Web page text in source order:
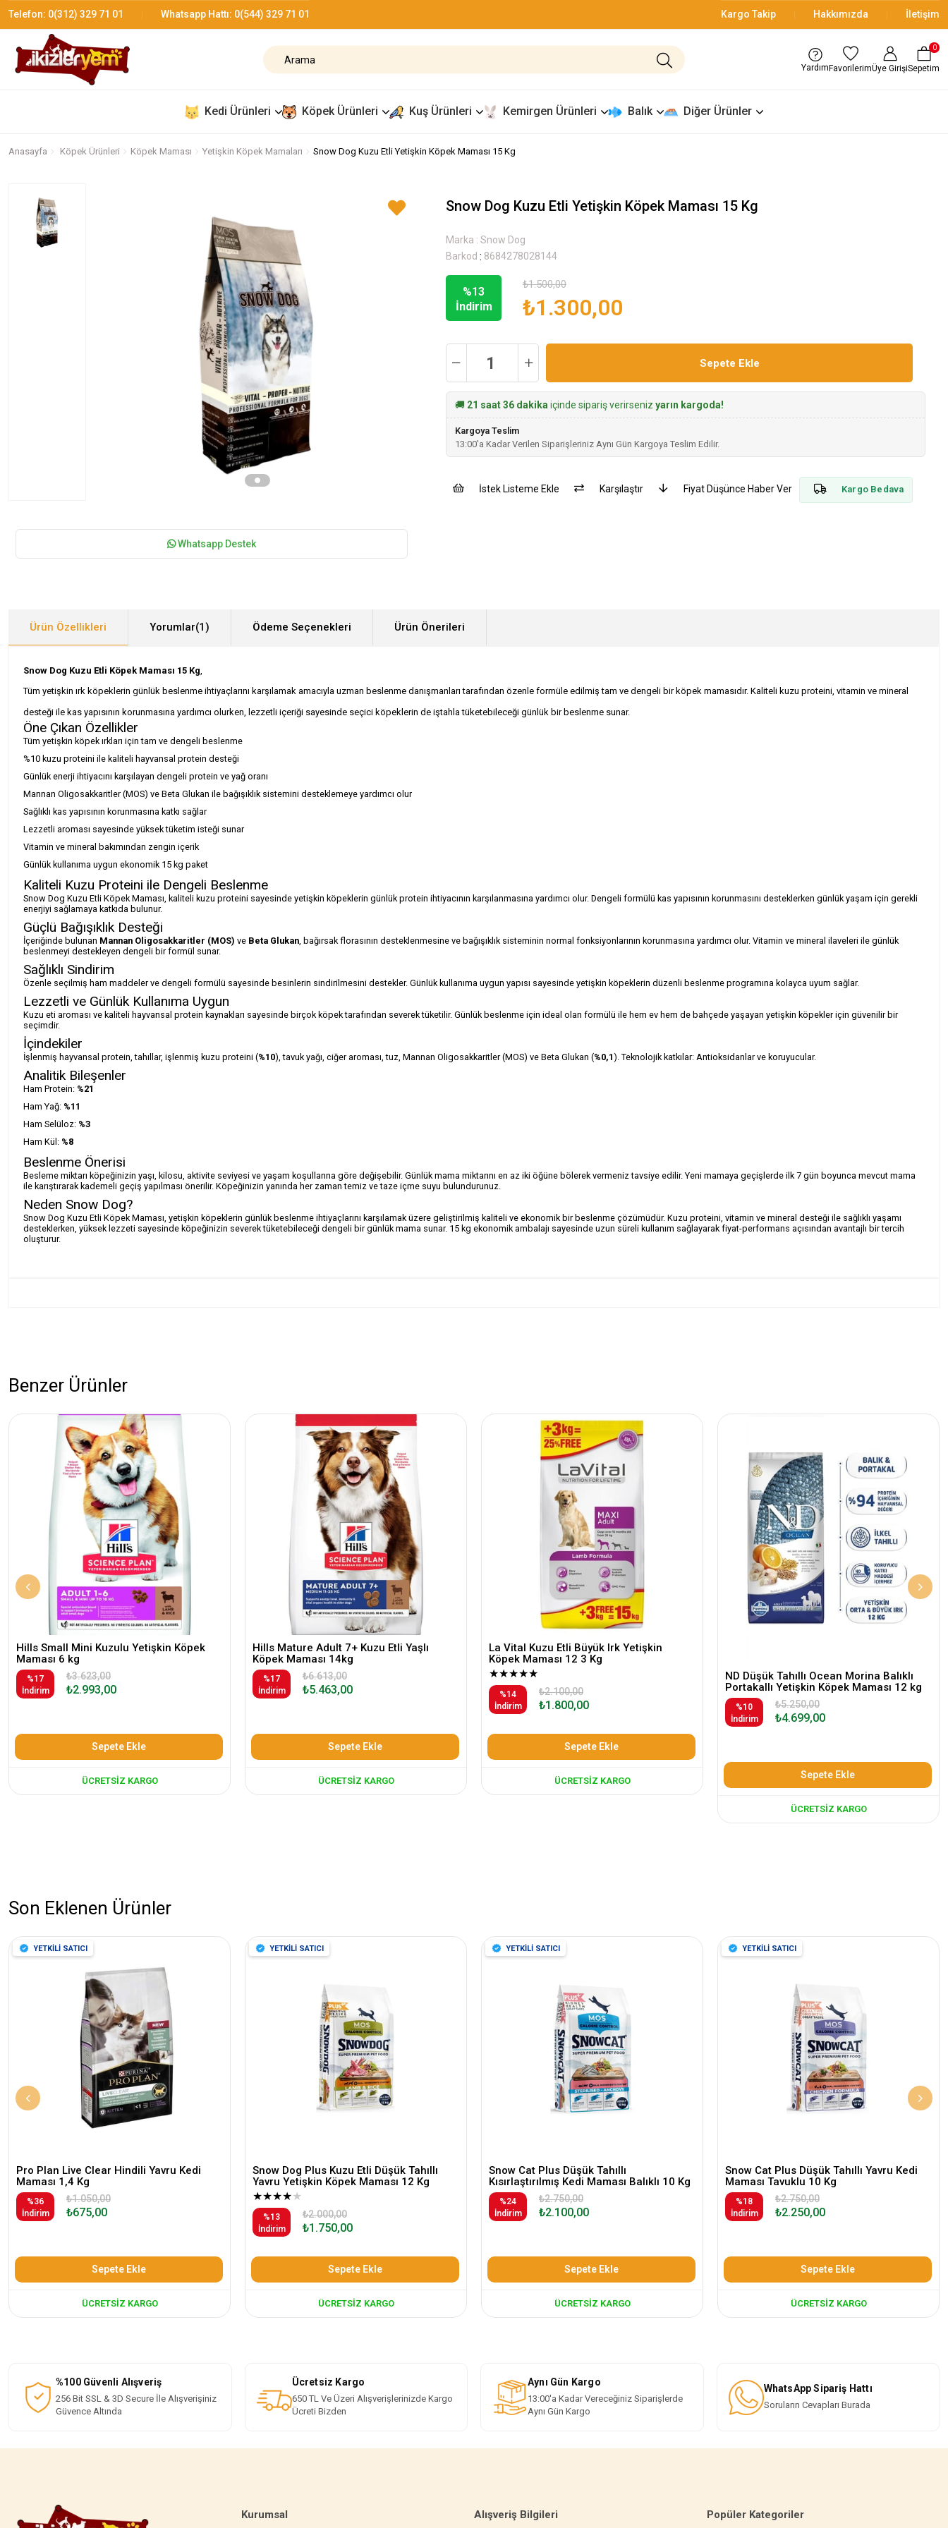
Telefon: 0(312) 329 71 01 Whatsapp Hattı: 0(544) 329 71 01 Kargo Takip Hakkımızda İletişim
Yardım FavorilerimÜye GirişiSepetim
0
Kedi Ürünleri Köpek Ürünleri Kuş Ürünleri Kemirgen Ürünleri Balık Diğer Ürünler
Anasayfa Köpek Ürünleri Köpek Maması Yetişkin Köpek Mamaları Snow Dog Kuzu Etli Yetişkin Köpek Maması 15 Kg
Whatsapp Destek
Snow Dog Kuzu Etli Yetişkin Köpek Maması 15 Kg
Marka : Snow Dog
Barkod : 8684278028144
%13
İndirim
₺1.500,00
₺1.300,00
🚚 21 saat 36 dakika içinde sipariş verirseniz yarın kargoda!
Kargoya Teslim
13:00'a Kadar Verilen Siparişleriniz Aynı Gün Kargoya Teslim Edilir.
İstek Listeme Ekle Karşılaştır Fiyat Düşünce Haber Ver Kargo Bedava
Ürün Özellikleri Yorumlar(1) Ödeme Seçenekleri Ürün Önerileri
Snow Dog Kuzu Etli Köpek Maması 15 Kg,
Tüm yetişkin ırk köpeklerin günlük beslenme ihtiyaçlarını karşılamak amacıyla uzman beslenme danışmanları tarafından özenle formüle edilmiş tam ve dengeli bir köpek mamasıdır. Kaliteli kuzu proteini, vitamin ve mineral
desteği ile kas yapısının korunmasına yardımcı olurken, lezzetli içeriği sayesinde seçici köpeklerin de iştahla tüketebileceği günlük bir beslenme sunar.
Öne Çıkan Özellikler
Tüm yetişkin köpek ırkları için tam ve dengeli beslenme
%10 kuzu proteini ile kaliteli hayvansal protein desteği
Günlük enerji ihtiyacını karşılayan dengeli protein ve yağ oranı
Mannan Oligosakkaritler (MOS) ve Beta Glukan ile bağışıklık sistemini desteklemeye yardımcı olur
Sağlıklı kas yapısının korunmasına katkı sağlar
Lezzetli aroması sayesinde yüksek tüketim isteği sunar
Vitamin ve mineral bakımından zengin içerik
Günlük kullanıma uygun ekonomik 15 kg paket
Kaliteli Kuzu Proteini ile Dengeli Beslenme
Snow Dog Kuzu Etli Köpek Maması, kaliteli kuzu proteini sayesinde yetişkin köpeklerin günlük protein ihtiyacının karşılanmasına yardımcı olur. Dengeli formülü kas yapısının korunmasını desteklerken günlük yaşam için gerekli
enerjiyi sağlamaya katkıda bulunur.
Güçlü Bağışıklık Desteği
İçeriğinde bulunan Mannan Oligosakkaritler (MOS) ve Beta Glukan, bağırsak florasının desteklenmesine ve bağışıklık sisteminin normal fonksiyonlarının korunmasına yardımcı olur. Vitamin ve mineral ilaveleri ile günlük
beslenmeyi destekleyen dengeli bir formül sunar.
Sağlıklı Sindirim
Özenle seçilmiş ham maddeler ve dengeli formülü sayesinde besinlerin sindirilmesini destekler. Günlük kullanıma uygun yapısı sayesinde yetişkin köpeklerin düzenli beslenme programına kolayca uyum sağlar.
Lezzetli ve Günlük Kullanıma Uygun
Kuzu eti aroması ve kaliteli hayvansal protein kaynakları sayesinde birçok köpek tarafından severek tüketilir. Günlük beslenme için ideal olan formülü ile hem ev hem de bahçede yaşayan yetişkin köpekler için güvenilir bir
seçimdir.
İçindekiler
İşlenmiş hayvansal protein, tahıllar, işlenmiş kuzu proteini (%10), tavuk yağı, ciğer aroması, tuz, Mannan Oligosakkaritler (MOS) ve Beta Glukan (%0,1). Teknolojik katkılar: Antioksidanlar ve koruyucular.
Analitik Bileşenler
Ham Protein: %21
Ham Yağ: %11
Ham Selüloz: %3
Ham Kül: %8
Beslenme Önerisi
Besleme miktarı köpeğinizin yaşı, kilosu, aktivite seviyesi ve yaşam koşullarına göre değişebilir. Günlük mama miktarını en az iki öğüne bölerek vermeniz tavsiye edilir. Yeni mamaya geçişlerde ilk 7 gün boyunca mevcut mama
ile karıştırarak kademeli geçiş yapılması önerilir. Köpeğinizin yanında her zaman temiz ve taze içme suyu bulundurunuz.
Neden Snow Dog?
Snow Dog Kuzu Etli Köpek Maması, yetişkin köpeklerin günlük beslenme ihtiyaçlarını karşılamak üzere geliştirilmiş kaliteli ve ekonomik bir beslenme çözümüdür. Kuzu proteini, vitamin ve mineral desteği ile sağlıklı yaşamı
desteklerken, yüksek lezzeti sayesinde köpeğinizin severek tüketebileceği dengeli bir günlük mama sunar. 15 kg ekonomik ambalajı sayesinde uzun süreli kullanım sağlayarak fiyat-performans açısından avantajlı bir tercih
oluşturur.
Benzer Ürünler
Hills Small Mini Kuzulu Yetişkin Köpek
Maması 6 kg
%17
İndirim
₺2.993,00
₺3.623,00
Sepete Ekle
ÜCRETSIZ KARGO
Hills Mature Adult 7+ Kuzu Etli Yaşlı
Köpek Maması 14kg
%17
İndirim
₺5.463,00
₺6.613,00
Sepete Ekle
ÜCRETSIZ KARGO
La Vital Kuzu Etli Büyük Irk Yetişkin
Köpek Maması 12 3 Kg
★★★★★
%14
İndirim
₺1.800,00
₺2.100,00
Sepete Ekle
ÜCRETSIZ KARGO
ND Düşük Tahıllı Ocean Morina Balıklı
Portakallı Yetişkin Köpek Maması 12 kg
%10
İndirim
₺4.699,00
₺5.250,00
Sepete Ekle
ÜCRETSIZ KARGO
Son Eklenen Ürünler
Pro Plan Live Clear Hindili Yavru Kedi
Maması 1,4 Kg
%36
İndirim
₺675,00
₺1.050,00
Sepete Ekle
ÜCRETSIZ KARGO
YETKİLİ SATICI
Snow Dog Plus Kuzu Etli Düşük Tahıllı
Yavru Yetişkin Köpek Maması 12 Kg
★★★★★
%13
İndirim
₺1.750,00
₺2.000,00
Sepete Ekle
ÜCRETSIZ KARGO
YETKİLİ SATICI
Snow Cat Plus Düşük Tahıllı
Kısırlaştırılmış Kedi Maması Balıklı 10 Kg
%24
İndirim
₺2.100,00
₺2.750,00
Sepete Ekle
ÜCRETSIZ KARGO
YETKİLİ SATICI
Snow Cat Plus Düşük Tahıllı Yavru Kedi
Maması Tavuklu 10 Kg
%18
İndirim
₺2.250,00
₺2.750,00
Sepete Ekle
ÜCRETSIZ KARGO
YETKİLİ SATICI
%100 Güvenli Alışveriş
256 Bit SSL & 3D Secure İle Alışverişiniz
Güvence Altında
Ücretsiz Kargo
650 TL Ve Üzeri Alışverişlerinizde Kargo
Ücreti Bizden
Aynı Gün Kargo
13:00'a Kadar Vereceğiniz Siparişlerde
Aynı Gün Kargo
WhatsApp Sipariş Hattı
Soruların Cevapları Burada
Kurumsal Alışveriş Bilgileri Popüler Kategoriler